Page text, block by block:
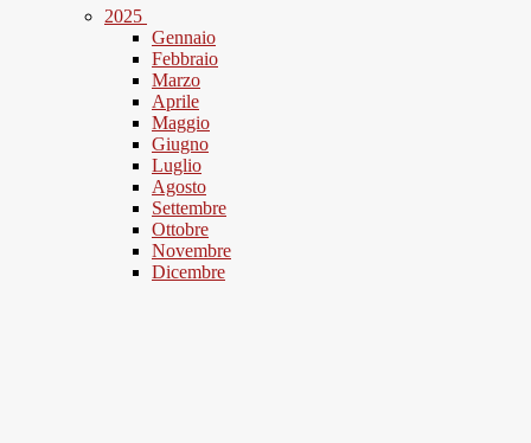
2025
Gennaio
Febbraio
Marzo
Aprile
Maggio
Giugno
Luglio
Agosto
Settembre
Ottobre
Novembre
Dicembre